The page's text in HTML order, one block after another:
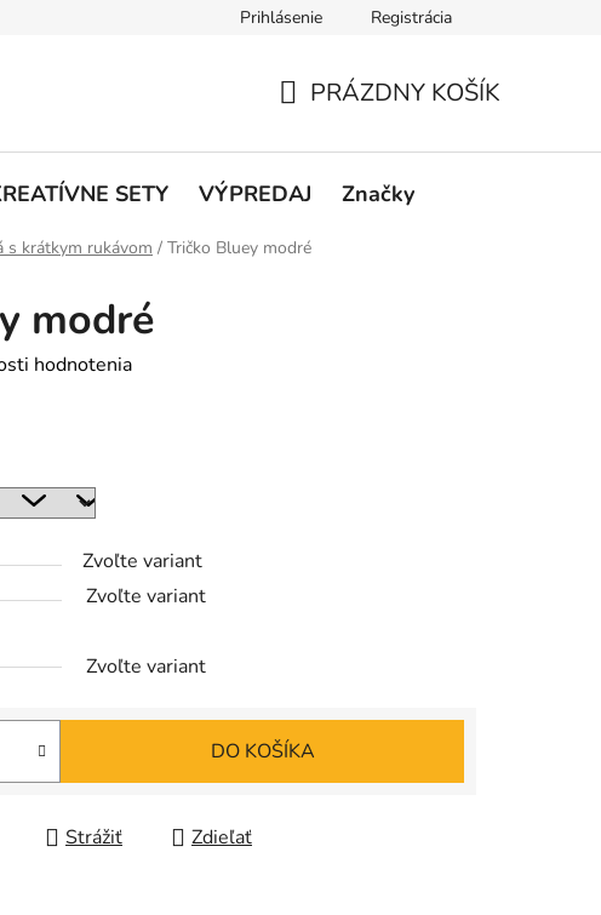
Podmienky ochrany osobných údajov
Prihlásenie Registrácia
KOŠÍK
PRÁZDNY KOŠÍK
SETY VÝPREDAJ Značky
s krátkym rukávom / Tričko Bluey modré
modré
hodnotenia
Zvoľte variant
Zvoľte variant
Zvoľte variant
DO KOŠÍKA
Strážiť Zdieľať